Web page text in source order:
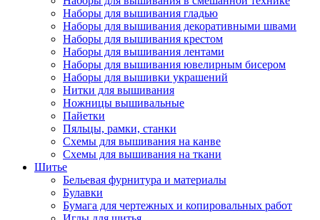
Наборы для вышивания гладью
Наборы для вышивания декоративными швами
Наборы для вышивания крестом
Наборы для вышивания лентами
Наборы для вышивания ювелирным бисером
Наборы для вышивки украшений
Нитки для вышивания
Ножницы вышивальные
Пайетки
Пяльцы, рамки, станки
Схемы для вышивания на канве
Схемы для вышивания на ткани
Шитье
Бельевая фурнитура и материалы
Булавки
Бумага для чертежных и копировальных работ